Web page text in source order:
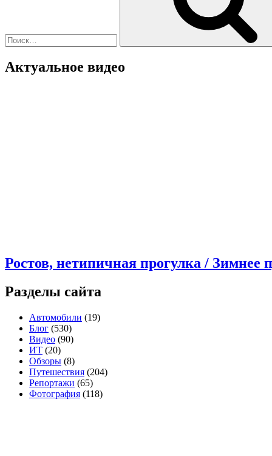
Актуальное видео
Ростов, нетипичная прогулка / Зимнее
Разделы сайта
Автомобили (19)
Блог (530)
Видео (90)
ИТ (20)
Обзоры (8)
Путешествия (204)
Репортажи (65)
Фотография (118)